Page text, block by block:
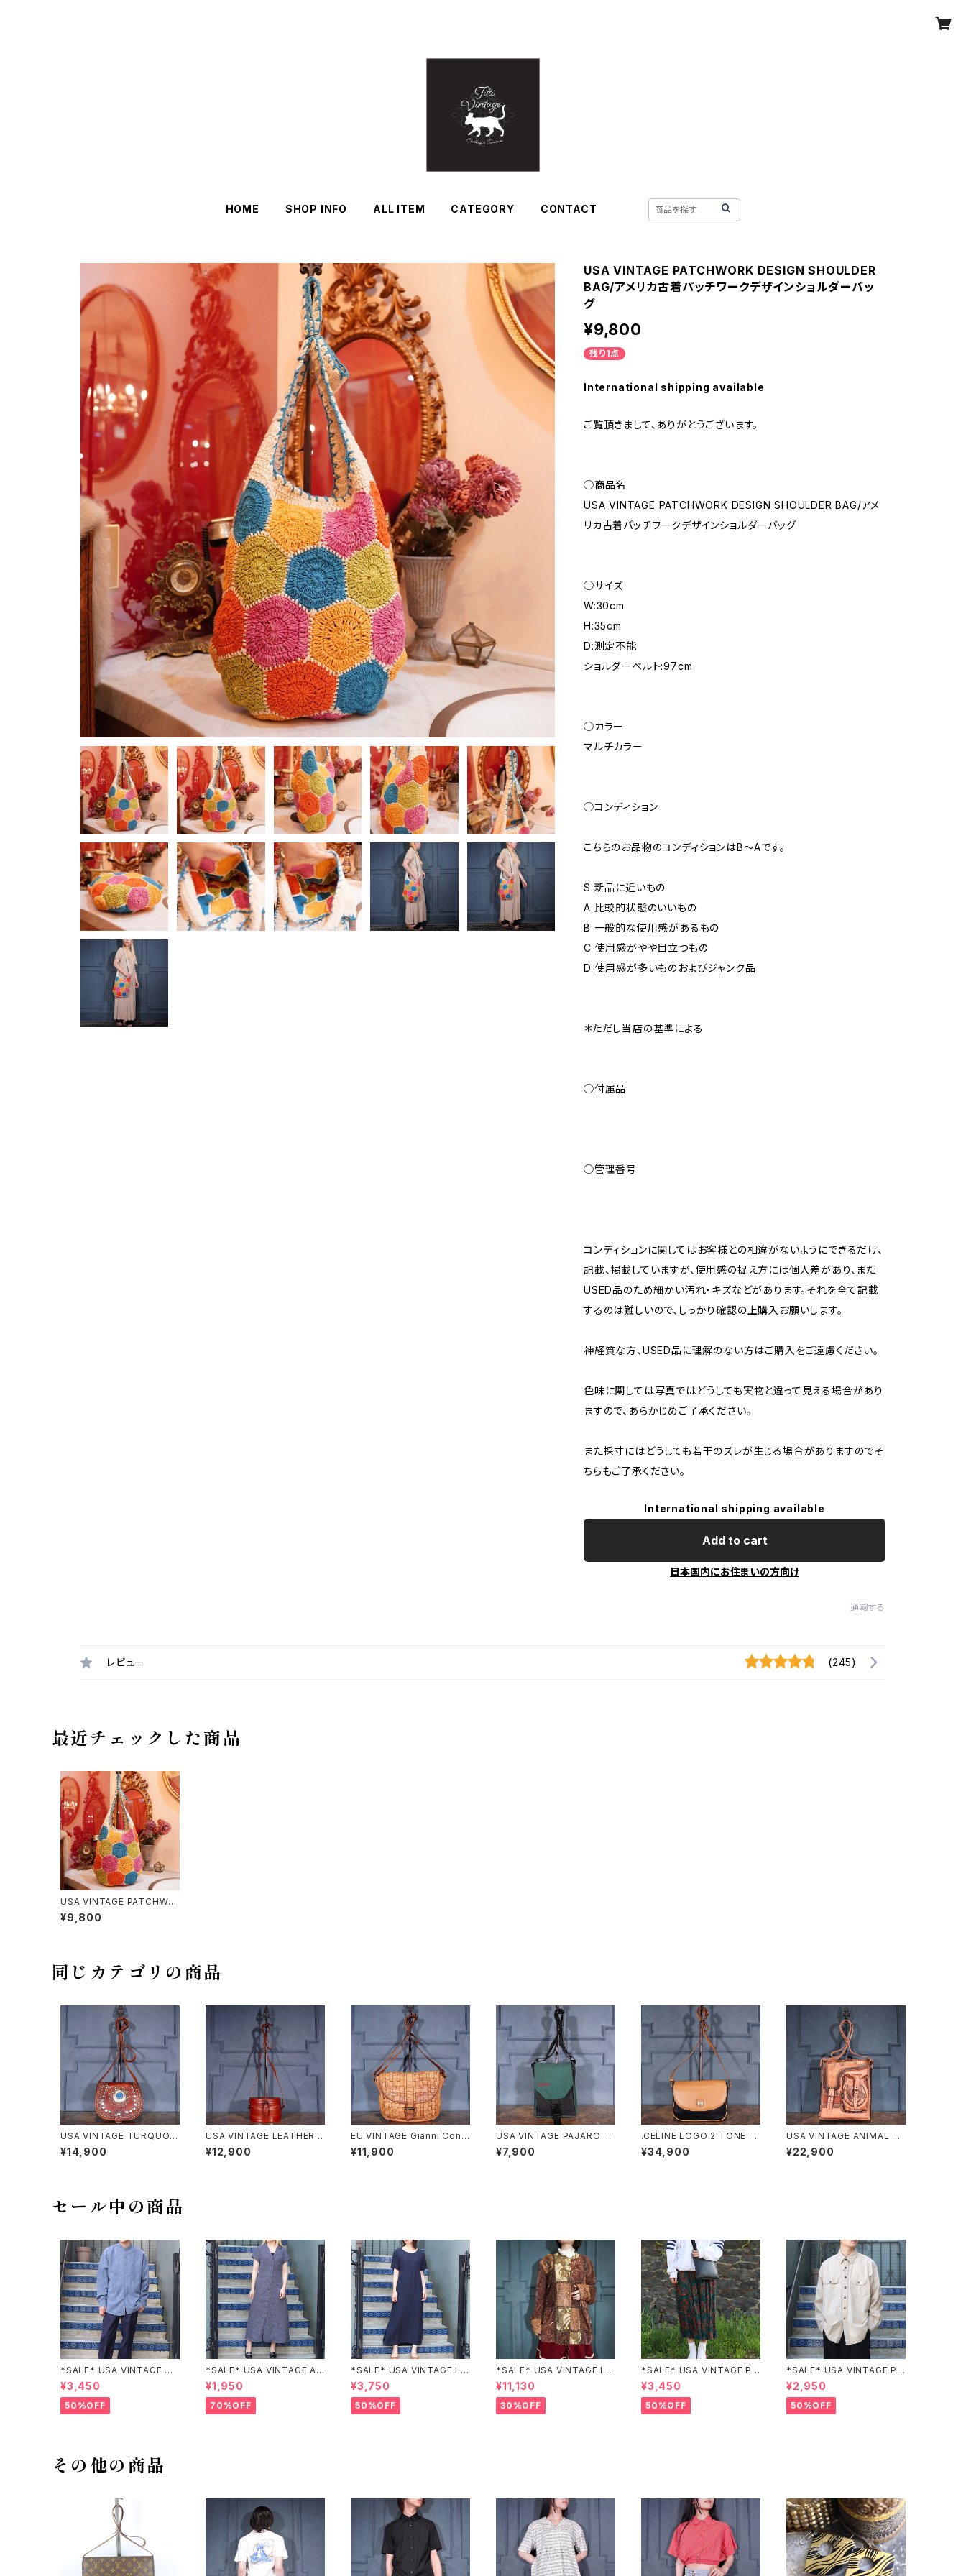
HOME SHOP INFO ALL ITEM CATEGORY CONTACT
USA VINTAGE PATCHWORK DESIGN SHOULDER
BAG/アメリカ古着パッチワークデザインショルダーバッ
グ
¥9,800
残り1点
International shipping available
ご覧頂きまして、ありがとうございます。
◯商品名
USA VINTAGE PATCHWORK DESIGN SHOULDER BAG/アメ
リカ古着パッチワークデザインショルダーバッグ
◯サイズ
W:30cm
H:35cm
D:測定不能
ショルダーベルト:97cm
◯カラー
マルチカラー
◯コンディション
こちらのお品物のコンディションはB～Aです。
S 新品に近いもの
A 比較的状態のいいもの
B 一般的な使用感があるもの
C 使用感がやや目立つもの
D 使用感が多いものおよびジャンク品
＊ただし当店の基準による
◯付属品
◯管理番号
コンディションに関してはお客様との相違がないようにできるだけ、
記載、掲載していますが、使用感の捉え方には個人差があり、また
USED品のため細かい汚れ・キズなどがあります。それを全て記載
するのは難しいので、しっかり確認の上購入お願いします。
神経質な方、USED品に理解のない方はご購入をご遠慮ください。
色味に関しては写真ではどうしても実物と違って見える場合があり
ますので、あらかじめご了承ください。
また採寸にはどうしても若干のズレが生じる場合がありますのでそ
ちらもご了承ください。
International shipping available
Add to cart
日本国内にお住まいの方向け
通報する
レビュー (245)
最近チェックした商品
USA VINTAGE PATCHWO
RK DESIGN SHOULDER B
AG/アメリカ古着パッチワーク
¥9,800
同じカテゴリの商品
USA VINTAGE TURQUOIS
E STONE STADS DESIGN
MOROCCAN LEATHER S
ルダーバッグ
¥14,900
USA VINTAGE LEATHER C
YLINDER SHOULDER BA
G/アメリカ古着レザーシリン
¥12,900
EU VINTAGE Gianni Conti
since1935 MESH LEATHE
R SHOULDER BAG/ヨーロ
¥11,900
USA VINTAGE PAJARO N
YLON SHOULDER BAG/ア
メリカ古着ナイロンショルダー
¥7,900
.CELINE LOGO 2 TONE D
ESIGN LEATHER SHOULD
ER BAG/セリーヌロゴ2トーン
¥34,900
USA VINTAGE ANIMAL DE
SIGN HAND MADE LEATH
ER SHOULDER BAG/アメリ
¥22,900
セール中の商品
*SALE* USA VINTAGE CH
ECK PATTERNED BAND C
OLLAR SHIRT/アメリカ古着
チェック柄バンドカラーシャツ
¥3,450
50%OFF
*SALE* USA VINTAGE AN
NEX HALF SLEEVE FLOW
ER PATTERNED ONE PIEC
E/アメリカ古着半袖花柄ワン
ピース
¥1,950
70%OFF
*SALE* USA VINTAGE LIZ
claiborne EMBROIDERY
DESIGN NAVY ONE PIEC
E/アメリカ古着刺繍デザイン
ネイビーワンピース
¥3,750
50%OFF
*SALE* USA VINTAGE Ind
igo moon PATCHWORK E
MBROIDERY DESIGN JAC
KET/アメリカ古着パッチワー
ク刺繍ジャケット
¥11,130
30%OFF
*SALE* USA VINTAGE PAI
SLEY PATTERNED DESIG
N SKIRT/アメリカ古着ペイズ
リー柄デザインスカート
¥3,450
50%OFF
*SALE* USA VINTAGE PO
CKET DESIGN SHIRT/アメ
リカ古着ポケットデザインシャ
ツ
¥2,950
50%OFF
その他の商品